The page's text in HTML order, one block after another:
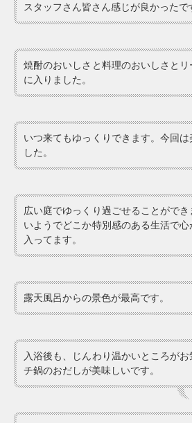
スタッフさん皆さん感じが良かったで
焼酎のおいしさと料理のおいしさと
に入りました。
いつ来てもゆっくりできます。今回
した。
広い庭でゆっくり過ごせることがで
いようでどこか特別感のある生活で
入ってます。
露天風呂からの景色が最高です。
入浴後も、じんわり温かいところが
チ鍋のおだしが美味しいです。